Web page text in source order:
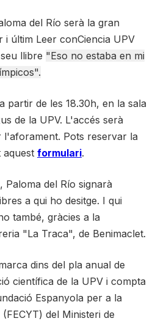
del Río serà la gran
i últim Leer conCiencia UPV
llibre "Eso no estaba en mi
.
partir de les 18.30h, en la sala
de la UPV. L'accés serà
l'aforament. Pots reservar la
aquest formulari.
Paloma del Río signarà
a qui ho desitge. I qui
també, gràcies a la
"La Traca", de Benimaclet.
dins del pla anual de
científica de la UPV i compta
Espanyola per a la
del Ministeri de